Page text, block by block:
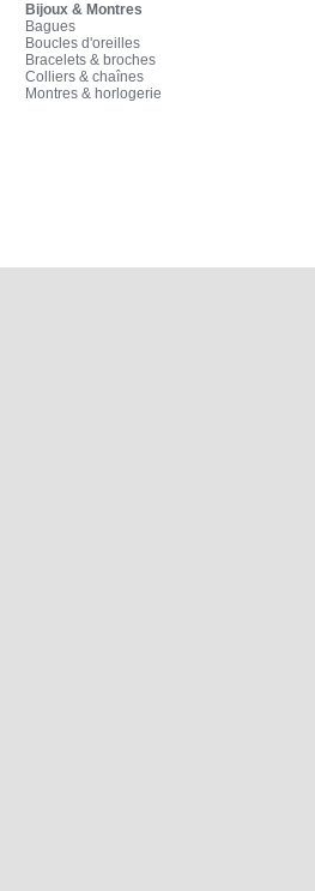
Bijoux & Montres
Bagues
Boucles d'oreilles
Bracelets & broches
Colliers & chaînes
Montres & horlogerie